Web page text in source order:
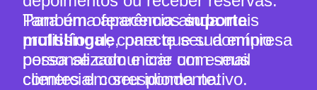
Para uma aparência ainda mais
profissional, conecte seu domínio
personalizado e crie um e-mail
comercial correspondente.
Também oferecemossuporte
multilíngue, para que sua empresa
possa se comunicar com seus
clientes em seu idioma nativo.